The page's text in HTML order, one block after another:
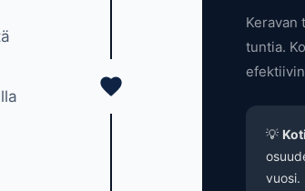
Keravan
tuntia.
💡
vuosi.